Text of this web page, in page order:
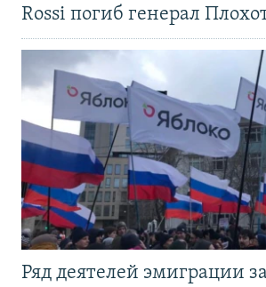
Rossi погиб генерал
Ряд деятелей эмиграции